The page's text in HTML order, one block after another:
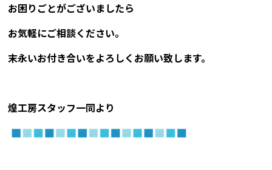
お困りごとがございましたら
お気軽にご相談ください。
末永いお付き合いをよろしくお願い致します。
煌工房スタッフ一同より